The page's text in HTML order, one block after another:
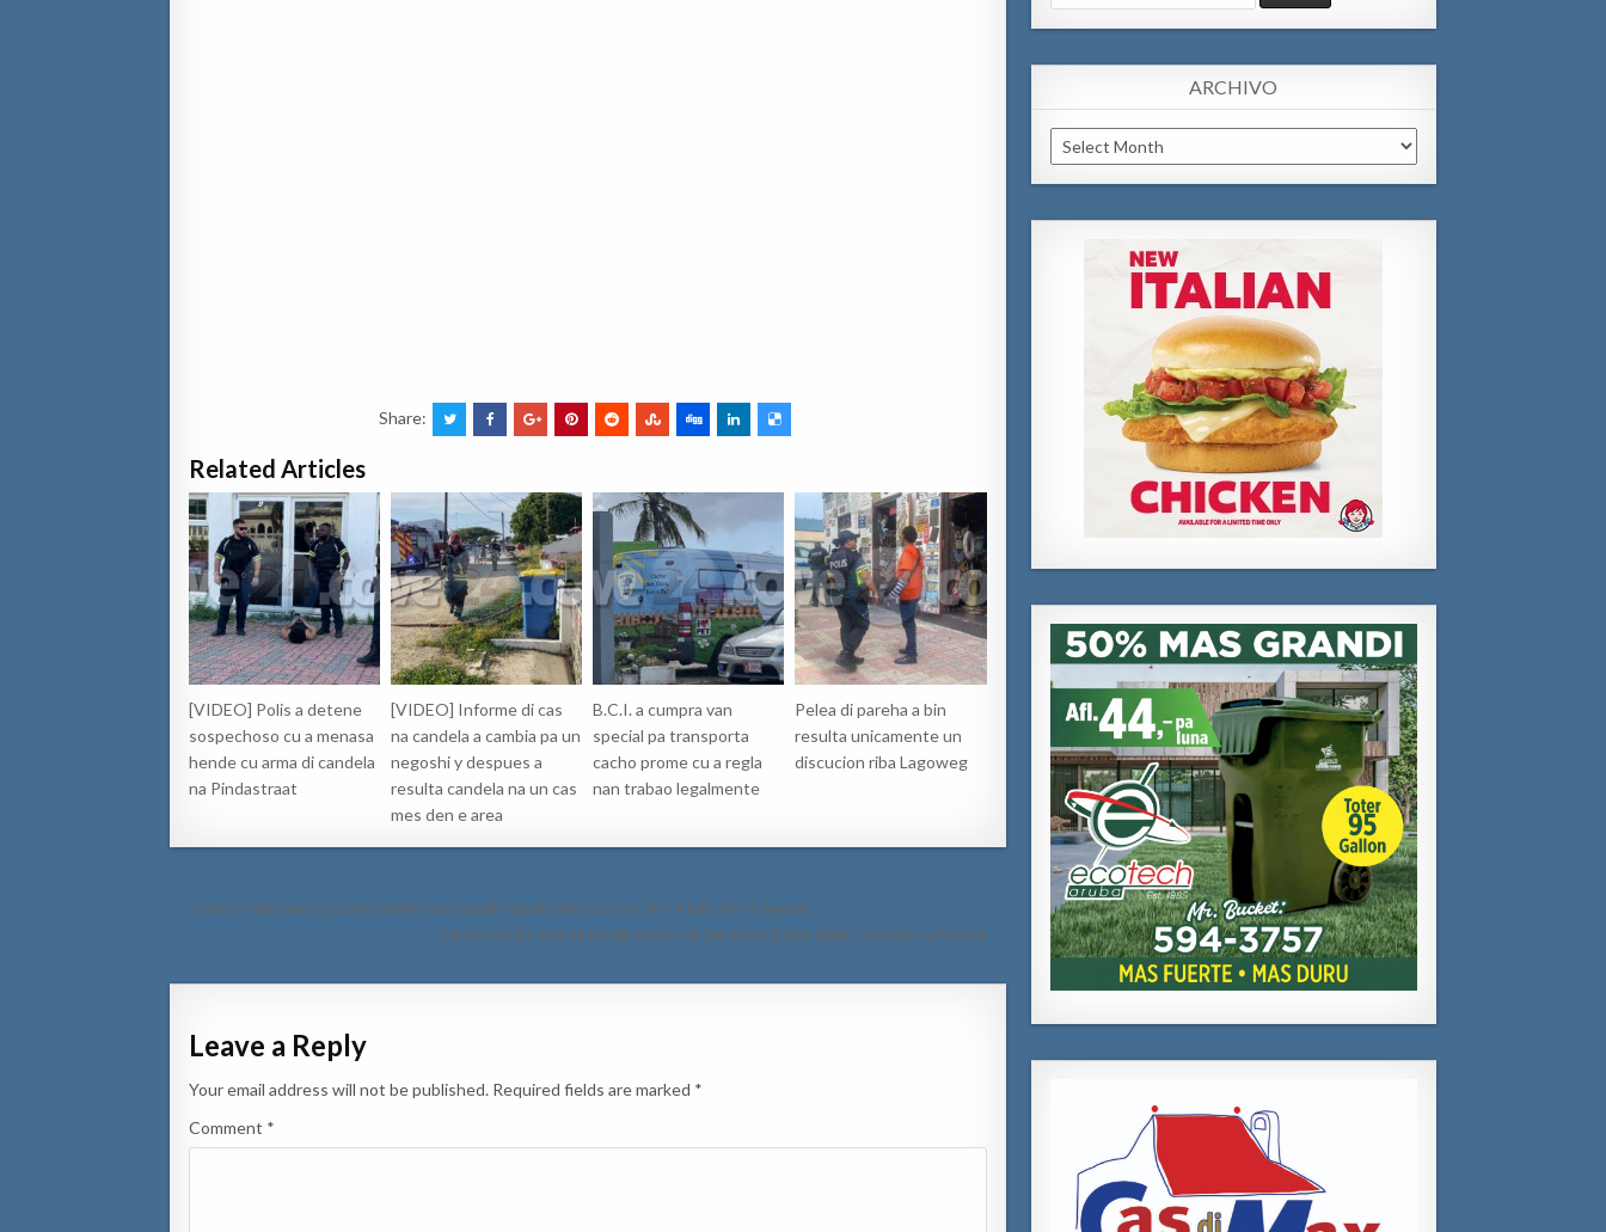
Share:
Related Articles
[VIDEO] Polis a detene
sospechoso cu a menasa
hende cu arma di candela
na Pindastraat
[VIDEO] Informe di cas
na candela a cambia pa un
negoshi y despues a
resulta candela na un cas
mes den e area
B.C.I. a cumpra van
special pa transporta
cacho prome cu a regla
nan trabao legalmente
Pelea di pareha a bin
resulta unicamente un
discucion riba Lagoweg
Post
← 2 Auto staciona na pompstation na Sasaki tabata stroba y no kier a hala for di eynan.
Mi Voz ta Bo Voz ta bezig cu nan di 3er Food Drive dilanti Giselle na Noord →
Leave a Reply
Your email address will not be published. Required fields are marked *
Comment *
for:
ARCHIVO
Archivo